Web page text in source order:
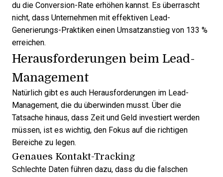
du die Conversion-Rate erhöhen kannst. Es überrascht
nicht, dass Unternehmen mit effektiven Lead-
Generierungs-Praktiken einen Umsatzanstieg von 133 %
erreichen.
Herausforderungen beim Lead-
Management
Natürlich gibt es auch Herausforderungen im Lead-
Management, die du überwinden musst. Über die
Tatsache hinaus, dass Zeit und Geld investiert werden
müssen, ist es wichtig, den Fokus auf die richtigen
Bereiche zu legen.
Genaues Kontakt-Tracking
Schlechte Daten führen dazu, dass du die falschen